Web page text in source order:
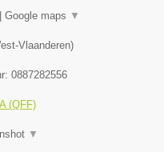
Google maps ▼
Vlaanderen)
0887282556
(QFF)
▼